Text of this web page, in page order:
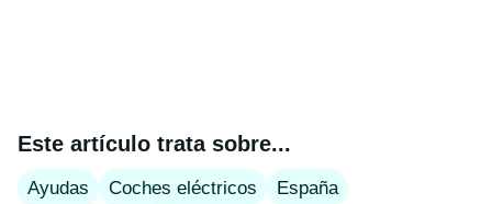
Este artículo trata sobre...
Ayudas Coches eléctricos
España